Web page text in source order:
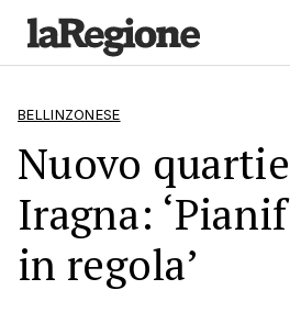
BELLINZONESE
Nuovo
Iragna:
in regola’